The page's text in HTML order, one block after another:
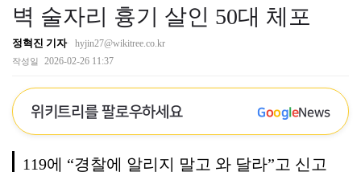
벽 술자리 흉기 살인 50대 체포
정혁진 기자 hyjin27@wikitree.co.kr
작성일 2026-02-26 11:37
위키트리를 팔로우하세요 GoogleNews
119에 “경찰에 알리지 말고 와 달라”고 신고